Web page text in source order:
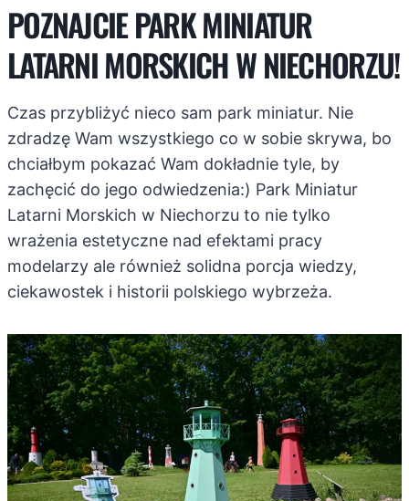
POZNAJCIE PARK MINIATUR
LATARNI MORSKICH W NIECHORZU!
Czas przybliżyć nieco sam park miniatur. Nie
zdradzę Wam wszystkiego co w sobie skrywa, bo
chciałbym pokazać Wam dokładnie tyle, by
zachęcić do jego odwiedzenia:) Park Miniatur
Latarni Morskich w Niechorzu to nie tylko
wrażenia estetyczne nad efektami pracy
modelarzy ale również solidna porcja wiedzy,
ciekawostek i historii polskiego wybrzeża.